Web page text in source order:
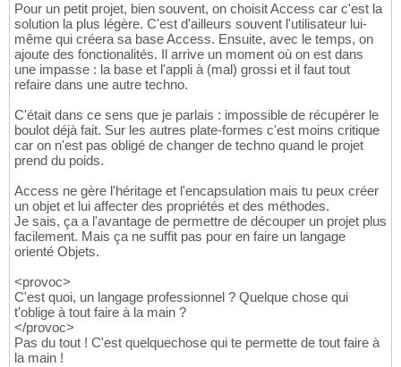
Pour un petit projet, bien souvent, on choisit Access car c'est la
solution la plus légère. C'est d'ailleurs souvent l'utilisateur lui-
même qui créera sa base Access. Ensuite, avec le temps, on
ajoute des fonctionalités. Il arrive un moment où on est dans
une impasse : la base et l'appli à (mal) grossi et il faut tout
refaire dans une autre techno.
C'était dans ce sens que je parlais : impossible de récupérer le
boulot déjà fait. Sur les autres plate-formes c'est moins critique
car on n'est pas obligé de changer de techno quand le projet
prend du poids.
Access ne gère l'héritage et l'encapsulation mais tu peux créer
un objet et lui affecter des propriétés et des méthodes.
Je sais, ça a l'avantage de permettre de découper un projet plus
facilement. Mais ça ne suffit pas pour en faire un langage
orienté Objets.
<provoc>
C'est quoi, un langage professionnel ? Quelque chose qui
t'oblige à tout faire à la main ?
</provoc>
Pas du tout ! C'est quelquechose qui te permette de tout faire à
la main !